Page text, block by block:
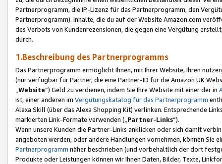
Partnerprogramm, die IP-Lizenz für das Partnerprogramm, den
Partnerprogramm). Inhalte, die du auf der Website Amazon.com
des Verbots von Kundenrezensionen, die gegen eine Vergütung
durch.
1.Beschreibung des Partnerprogramms
Das Partnerprogramm ermöglicht Ihnen, mit Ihrer Website, Ihren
(nur verfügbar für Partner, die eine Partner-ID für die Amazon UK
Website“) Geld zu verdienen, indem Sie Ihre Website mit einer der in
ist, einer anderen im Vergütungskatalog für das Partnerprogramm
Alexa Skill (über das Alexa Shopping Kit) verlinken. Entsprechende
markierten Link-Formate verwenden („ Partner-Links“).
Wenn unsere Kunden die Partner-Links anklicken oder sich damit
angeboten werden, oder andere Handlungen vornehmen, können Sie
Partnerprogramm näher beschrieben (und vorbehaltlich der dort
Produkte oder Leistungen können wir Ihnen Daten, Bilder, Texte,